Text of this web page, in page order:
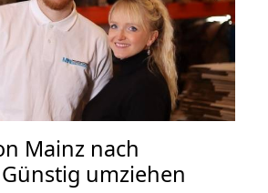
Mainz nach
umziehen